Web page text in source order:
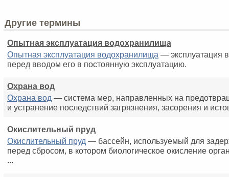
Другие термины
Опытная эксплуатация водохранилища
Опытная эксплуатация водохранилища — эксплуатация
перед вводом его в постоянную эксплуатацию.
Охрана вод
Охрана вод — система мер, направленных на
и устранение последствий загрязнения, засорения и
Окислительный пруд
Окислительный пруд — бассейн, используемый для
перед сбросом, в котором биологическое окисление
...